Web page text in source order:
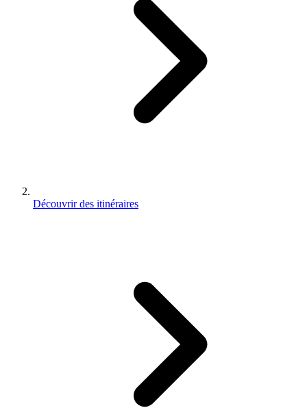
Découvrir des itinéraires